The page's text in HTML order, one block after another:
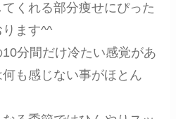
くれる部分痩せにぴった
ます^^
分間だけ冷たい感覚があ
も感じない事がほとん